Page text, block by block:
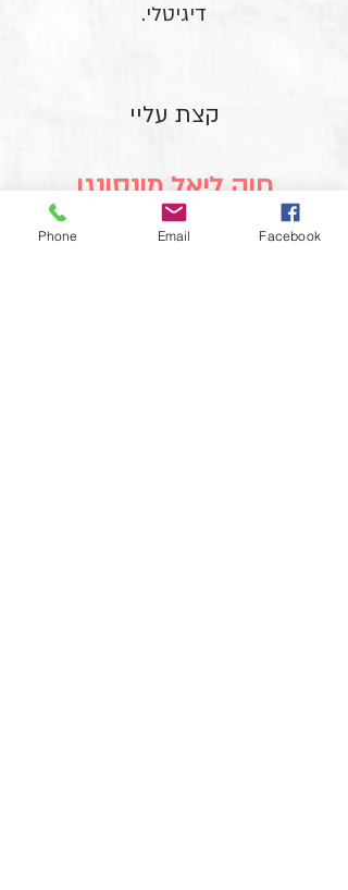
דיגיטלי.
קצת עליי
חוה ליאל מונסונגו
מתמחה בעיצוב והפקת מתנות
Phone Email Facebook